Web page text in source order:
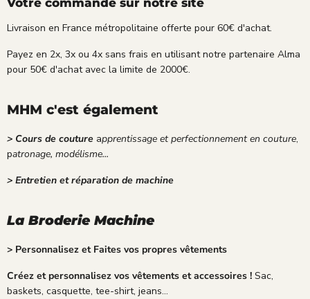
Livraison en France métropolitaine offerte pour 60€ d'achat.
Payez en 2x, 3x ou 4x sans frais en utilisant notre partenaire Alma
pour 50€ d'achat avec la limite de 2000€.
MHM c'est également
> Cours de couture apprentissage et perfectionnement en couture,
patronage, modélisme...
> Entretien et réparation de machine
La Broderie Machine
> Personnalisez et Faites vos propres vêtements
Créez et personnalisez vos vêtements et accessoires ! Sac,
baskets, casquette, tee-shirt, jeans...